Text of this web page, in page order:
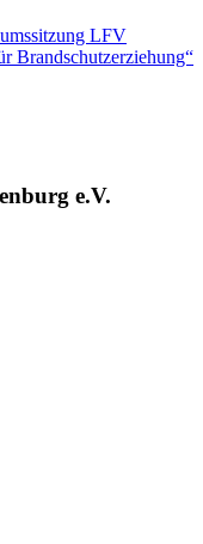
LFV
Brandschutzerziehung“
e.V.